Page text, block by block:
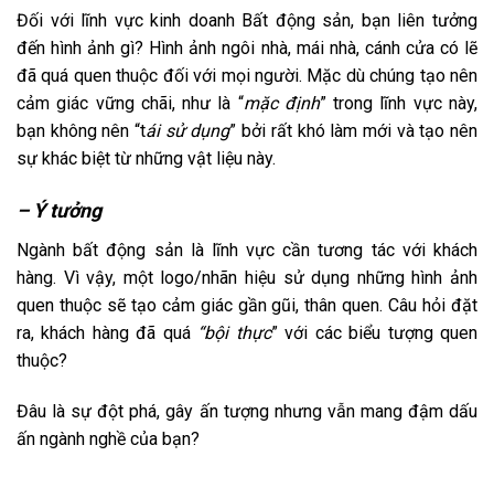
Đối với lĩnh vực kinh doanh Bất động sản, bạn liên tưởng
đến hình ảnh gì? Hình ảnh ngôi nhà, mái nhà, cánh cửa có lẽ
đã quá quen thuộc đối với mọi người. Mặc dù chúng tạo nên
cảm giác vững chãi, như là “mặc định” trong lĩnh vực này,
bạn không nên “tái sử dụng” bởi rất khó làm mới và tạo nên
sự khác biệt từ những vật liệu này.
– Ý tưởng
Ngành bất động sản là lĩnh vực cần tương tác với khách
hàng. Vì vậy, một logo/nhãn hiệu sử dụng những hình ảnh
quen thuộc sẽ tạo cảm giác gần gũi, thân quen. Câu hỏi đặt
ra, khách hàng đã quá “bội thực” với các biểu tượng quen
thuộc?
Đâu là sự đột phá, gây ấn tượng nhưng vẫn mang đậm dấu
ấn ngành nghề của bạn?